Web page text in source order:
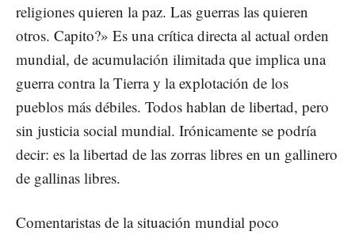
religiones quieren la paz. Las guerras las quieren
otros. Capito?» Es una crítica directa al actual orden
mundial, de acumulación ilimitada que implica una
guerra contra la Tierra y la explotación de los
pueblos más débiles. Todos hablan de libertad, pero
sin justicia social mundial. Irónicamente se podría
decir: es la libertad de las zorras libres en un gallinero
de gallinas libres.
Comentaristas de la situación mundial poco